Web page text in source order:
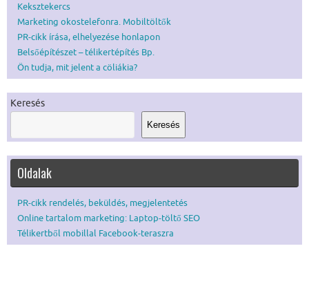
Keksztekercs
Marketing okostelefonra. Mobiltöltők
PR-cikk írása, elhelyezése honlapon
Belsőépítészet – télikertépítés Bp.
Ön tudja, mit jelent a cöliákia?
Keresés
Keresés
Oldalak
PR-cikk rendelés, beküldés, megjelentetés
Online tartalom marketing: Laptop-töltő SEO
Télikertből mobillal Facebook-teraszra